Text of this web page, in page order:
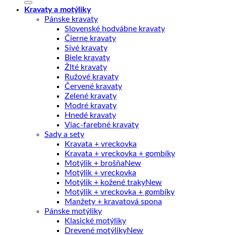
Kravaty a motýliky
Pánske kravaty
Slovenské hodvábne kravaty
Čierne kravaty
Sivé kravaty
Biele kravaty
Žlté kravaty
Ružové kravaty
Červené kravaty
Zelené kravaty
Modré kravaty
Hnedé kravaty
Viac-farebné kravaty
Sady a sety
Kravata + vreckovka
Kravata + vreckovka + gombíky
Motýlik + brošňa
Motýlik + vreckovka
Motýlik + kožené traky
Motýlik + vreckovka + gombíky
Manžety + kravatová spona
Pánske motýliky
Klasické motýliky
Drevené motýliky